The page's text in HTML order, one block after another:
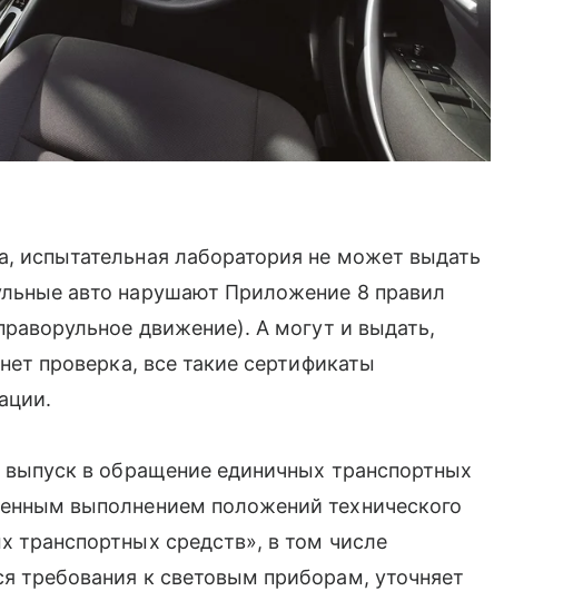
испытательная лаборатория не может выдать
авто нарушают Приложение 8 правил
движение). А могут и выдать,
проверка, все такие сертификаты
в обращение единичных транспортных
выполнением положений технического
транспортных средств», в том числе
требования к световым приборам, уточняет